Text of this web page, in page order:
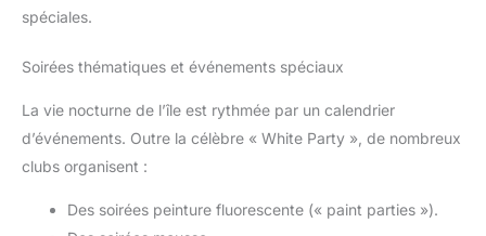
spéciales.
Soirées thématiques et événements spéciaux
La vie nocturne de l’île est rythmée par un calendrier
d’événements. Outre la célèbre « White Party », de nombreux
clubs organisent :
Des soirées peinture fluorescente (« paint parties »).